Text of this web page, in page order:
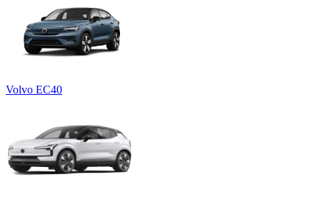
Volvo EC40